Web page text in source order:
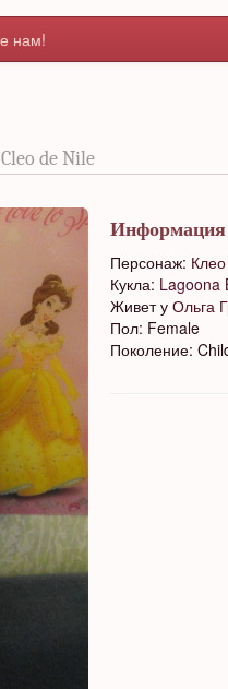
нам!
de Nile
Информация
Персонаж:
Кукла: Lagoona
Живет у Ольга
Пол: Female
Поколение: